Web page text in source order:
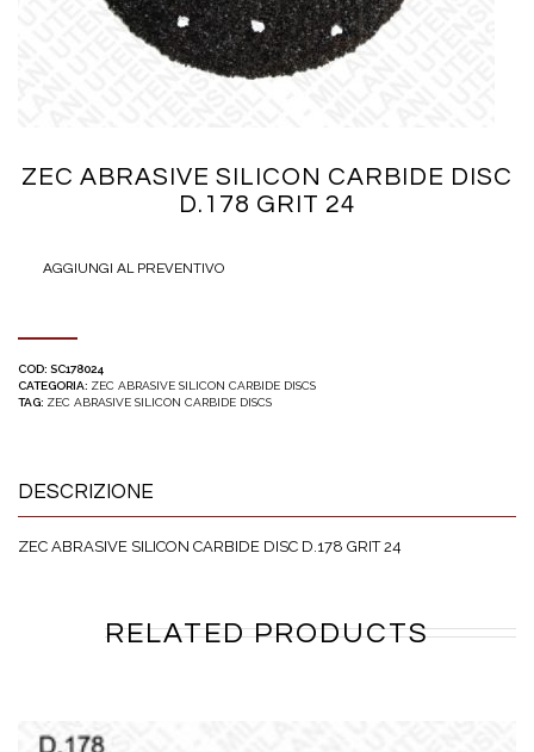
ZEC ABRASIVE SILICON CARBIDE DISC
D.178 GRIT 24
AGGIUNGI AL PREVENTIVO
COD: SC178024
CATEGORIA: ZEC ABRASIVE SILICON CARBIDE DISCS
TAG: ZEC ABRASIVE SILICON CARBIDE DISCS
DESCRIZIONE
ZEC ABRASIVE SILICON CARBIDE DISC D.178 GRIT 24
RELATED PRODUCTS